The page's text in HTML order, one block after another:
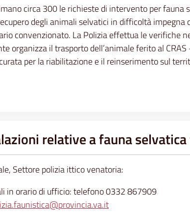
circa 300 le richieste di intervento per
degli animali selvatici in difficoltà
convenzionato. La Polizia effettua le verifiche
organizza il trasporto dell’animale ferito al
per la riabilitazione e il reinserimento sul
relative a fauna
Settore polizia ittico venatoria:
in orario di ufficio: telefono 0332 867909